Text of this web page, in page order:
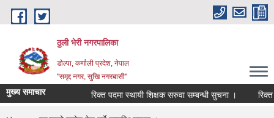
Skip to main content
ठुली भेरी नगरपालिका
डाेल्पा, कर्णाली प्रदेश, नेपाल
''समृद्द नगर, सुखि नगरबासी''
मुख्य समाचार रिक्त पदमा स्थायी शिक्षक सरुवा सम्बन्धी सुचना । रिक्त